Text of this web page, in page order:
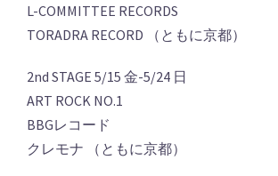
L-COMMITTEE RECORDS
TORADRA RECORD （ともに京都）
2nd STAGE 5/15 金-5/24 日
ART ROCK NO.1
BBGレコード
クレモナ （ともに京都）